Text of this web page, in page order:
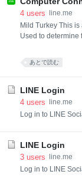
4 users
line.me
Mild Turkey This
Used to determine
あとで読む
LINE Login
4 users
line.me
Log in to LINE
LINE Login
3 users
line.me
Log in to LINE